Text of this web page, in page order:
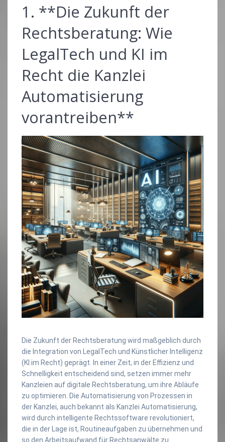
1. **Die Zukunft der
Rechtsberatung: Wie
LegalTech und KI im
Recht die Kanzlei
Automatisierung
vorantreiben**
Die Zukunft der Rechtsberatung wird maßgeblich durch
die Integration von LegalTech und Künstlicher Intelligenz
(KI im Recht) geprägt. In einer Zeit, in der Effizienz und
Schnelligkeit entscheidend sind, setzen immer mehr
Kanzleien auf digitale Rechtsberatung, um ihre Abläufe
zu optimieren. Die Automatisierung von Prozessen in
der Kanzlei, auch bekannt als Kanzlei Automatisierung,
wird durch intelligente Rechtssoftware revolutioniert,
die in der Lage ist, Routineaufgaben zu übernehmen und
so den Arbeitsaufwand für Rechtsanwälte zu